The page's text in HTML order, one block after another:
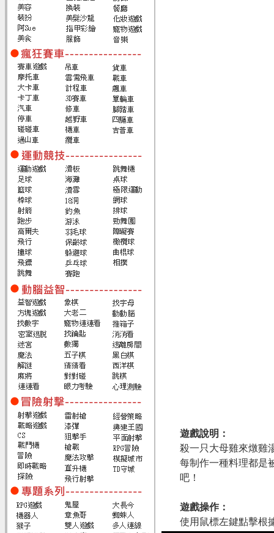
遊戲說明：
殺一只大母雞來燉雞
每制作一種料理都是
吧！
遊戲操作：
使用鼠標左鍵點擊根